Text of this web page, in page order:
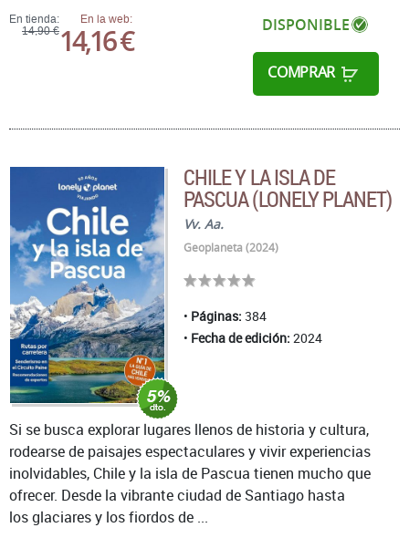
En tienda:
14,90 €
En la web:
14,16 € DISPONIBLE
COMPRAR
CHILE Y LA ISLA DE
PASCUA (LONELY PLANET)
Vv. Aa.
Geoplaneta (2024)
Páginas: 384
Fecha de edición: 2024
Si se busca explorar lugares llenos de historia y cultura,
rodearse de paisajes espectaculares y vivir experiencias
inolvidables, Chile y la isla de Pascua tienen mucho que
ofrecer. Desde la vibrante ciudad de Santiago hasta
los glaciares y los fiordos de ...